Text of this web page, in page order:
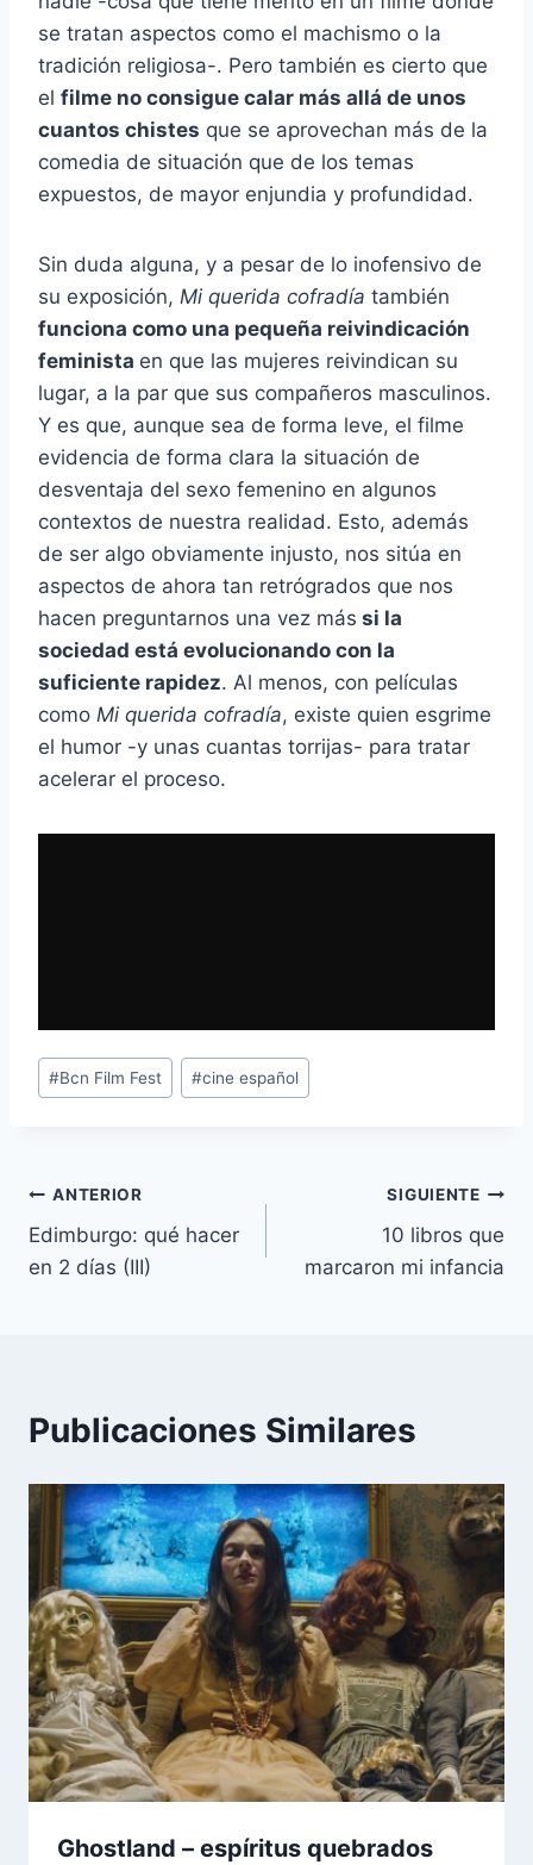
se tratan aspectos como el machismo o la
tradición religiosa-. Pero también es cierto que
el filme no consigue calar más allá de unos
cuantos chistes que se aprovechan más de la
comedia de situación que de los temas
expuestos, de mayor enjundia y profundidad.
Sin duda alguna, y a pesar de lo inofensivo de
su exposición, Mi querida cofradía también
funciona como una pequeña reivindicación
feminista en que las mujeres reivindican su
lugar, a la par que sus compañeros masculinos.
Y es que, aunque sea de forma leve, el filme
evidencia de forma clara la situación de
desventaja del sexo femenino en algunos
contextos de nuestra realidad. Esto, además
de ser algo obviamente injusto, nos sitúa en
aspectos de ahora tan retrógrados que nos
hacen preguntarnos una vez más si la
sociedad está evolucionando con la
suficiente rapidez. Al menos, con películas
como Mi querida cofradía, existe quien esgrime
el humor -y unas cuantas torrijas- para tratar
acelerar el proceso.
Etiquetas
de
#Bcn Film Fest #cine español
Navegación
de
ANTERIOR
Edimburgo: qué hacer
en 2 días (III)
SIGUIENTE
10 libros que
marcaron mi infancia
Publicaciones Similares
Ghostland – espíritus quebrados